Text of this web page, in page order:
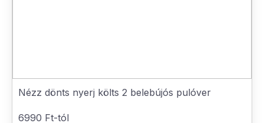
Nézz dönts nyerj költs 2 belebújós pulóver
6990 Ft-tól